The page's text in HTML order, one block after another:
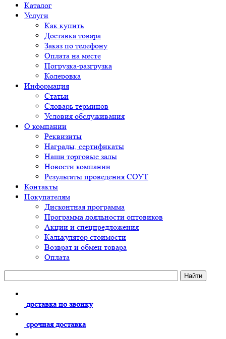
Каталог
Услуги
Как купить
Доставка товара
Заказ по телефону
Оплата на месте
Погрузка-разгрузка
Колеровка
Информация
Статьи
Словарь терминов
Условия обслуживания
О компании
Реквизиты
Награды, сертификаты
Наши торговые залы
Новости компании
Результаты проведения СОУТ
Контакты
Покупателям
Дисконтная программа
Программа лояльности оптовиков
Акции и спецпредложения
Калькулятор стоимости
Возврат и обмен товара
Оплата
доставка по звонку
срочная доставка